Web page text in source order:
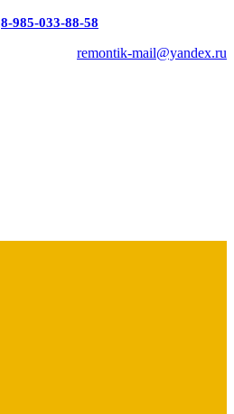
8-985-033-88-58
remontik-mail@yandex.ru